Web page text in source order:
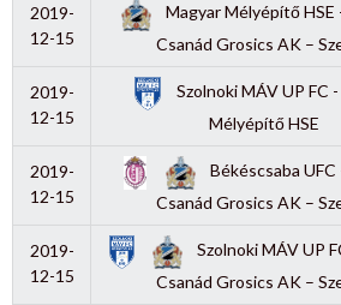
2019-
12-15
Magyar Mélyépítő HSE
Csanád Grosics AK –
2019-
12-15
Szolnoki MÁV UP FC
Mélyépítő HSE
2019-
12-15
Békéscsaba UFC
Csanád Grosics AK –
2019-
12-15
Szolnoki MÁV UP
Csanád Grosics AK –